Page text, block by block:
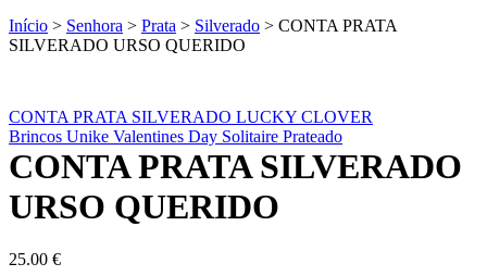
Início > Senhora > Prata > Silverado > CONTA PRATA
SILVERADO URSO QUERIDO
CONTA PRATA SILVERADO LUCKY CLOVER
Brincos Unike Valentines Day Solitaire Prateado
CONTA PRATA SILVERADO
URSO QUERIDO
25.00 €